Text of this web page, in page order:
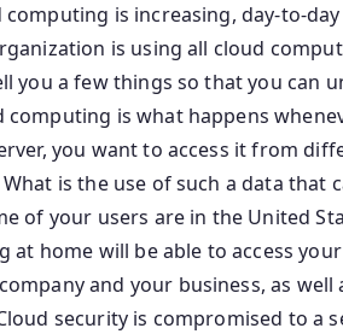
computing is increasing, day-to-
is using all cloud
you a few things so that you can
computing is what happens
you want to access it from
is the use of such a data that
of your users are in the United
at home will be able to access
and your business, as
security is compromised to a